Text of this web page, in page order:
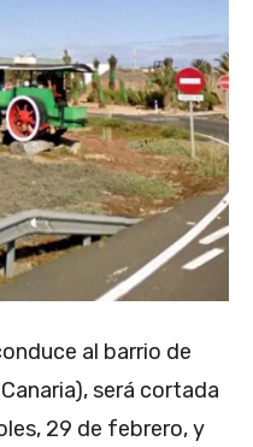
al barrio de
será cortada
29 de febrero, y